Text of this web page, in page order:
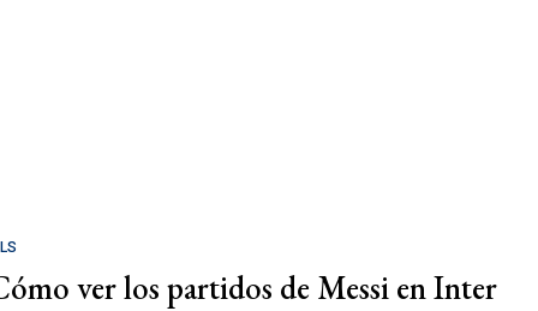
ver los partidos de Messi en Inter